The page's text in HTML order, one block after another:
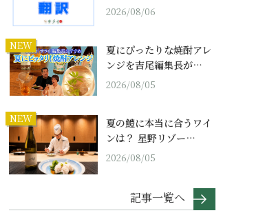
2026/08/06
NEW
夏にぴったりな焼酎アレ
ンジを吉尾編集長が…
2026/08/05
NEW
夏の鱧に本当に合うワイ
ンは？ 星野リゾー…
2026/08/05
記事一覧へ